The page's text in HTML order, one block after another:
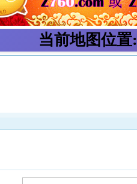
当前地图位置: